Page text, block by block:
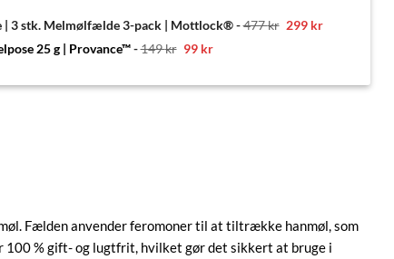
| 3 stk. Melmølfælde 3-pack | Mottlock®-477kr Den
oprindelige
299 krDen
25 g | Provance™-149kr Den
oprindelige
149 kr.
99 krDen
99 kr.
Fælden anvender feromoner til at tiltrække hanmøl, som
% gift- og lugtfrit, hvilket gør det sikkert at bruge i